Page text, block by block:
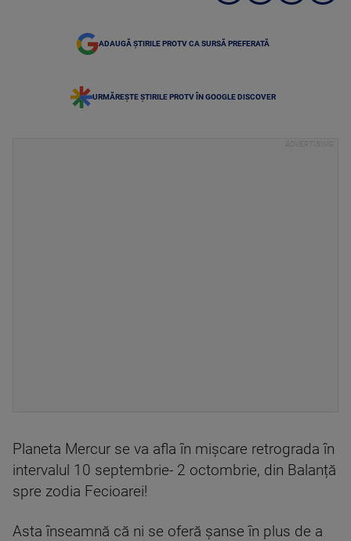
ADAUGĂ ȘTIRILE PROTV CA SURSĂ PREFERATĂ
URMĂREȘTE ȘTIRILE PROTV ÎN GOOGLE DISCOVER
Planeta Mercur se va afla în mișcare retrograda în
intervalul 10 septembrie- 2 octombrie, din Balanță
spre zodia Fecioarei!
Asta înseamnă că ni se oferă șanse în plus de a